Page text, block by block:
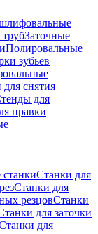
Заточные
Полировальные
зубьев
снятия
для
правки
Станки для
Станки для
резцовСтанки
для заточки
для